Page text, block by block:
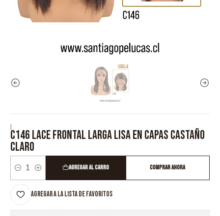
|
C146 LACE FRONTAL LARGA LISA EN CAPAS CASTAÑO
CLARO
Cantidad
Agregar al Carro Comprar ahora
Agregar a la lista de favoritos